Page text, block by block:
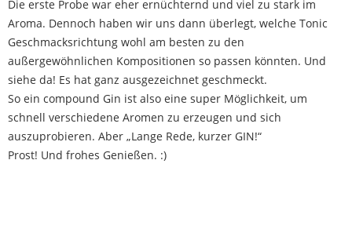
Die erste Probe war eher ernüchternd und viel zu stark im
Aroma. Dennoch haben wir uns dann überlegt, welche Tonic
Geschmacksrichtung wohl am besten zu den
außergewöhnlichen Kompositionen so passen könnten. Und
siehe da! Es hat ganz ausgezeichnet geschmeckt.
So ein compound Gin ist also eine super Möglichkeit, um
schnell verschiedene Aromen zu erzeugen und sich
auszuprobieren. Aber „Lange Rede, kurzer GIN!“
Prost! Und frohes Genießen. :)